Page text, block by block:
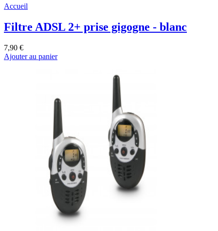
Accueil
Filtre ADSL 2+ prise gigogne - blanc
7,90 €
Ajouter au panier